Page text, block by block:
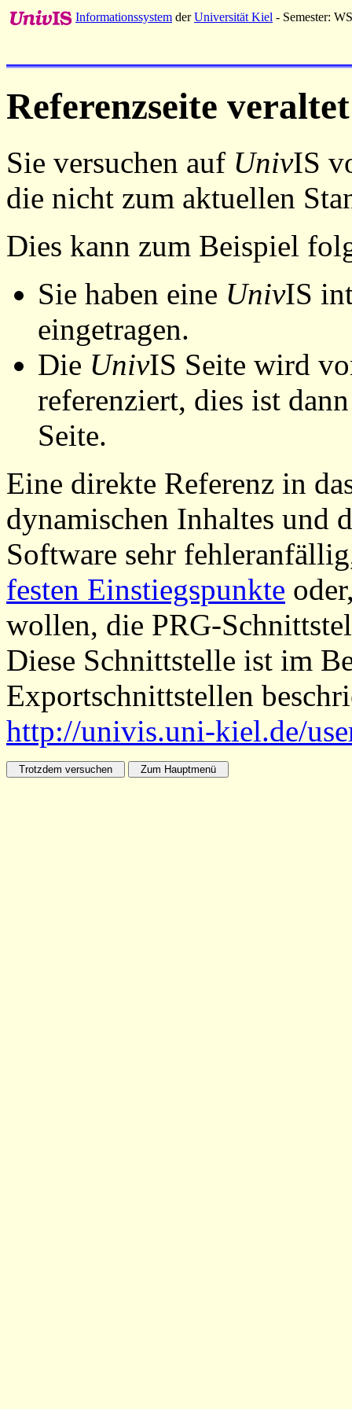
Informationssystem derUniversität Kiel - Semester:
Referenzseite veraltet
Sie versuchen auf UnivIS
die nicht zum aktuellen
Dies kann zum Beispiel
Sie haben eine UnivIS
eingetragen.
Die UnivIS Seite wird
referenziert, dies ist
Seite.
Eine direkte Referenz in
dynamischen Inhaltes und
Software sehr
festen Einstiegspunkte
wollen, die PRG-
Diese Schnittstelle ist im
Exportschnittstellen
http://univis.uni-kiel.de/